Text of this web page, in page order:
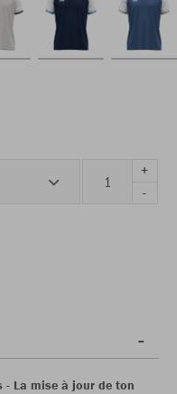
+
-
- La mise à jour de ton